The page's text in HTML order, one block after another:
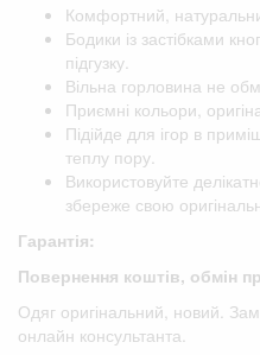
Комфортний,
Бодики із застібками
підгузку.
Вільна горловина не
Приємні кольори,
Підійде для ігор в
теплу пору.
Використовуйте
збереже свою
Гарантія:
Повернення коштів, обмін
Одяг оригінальний, новий.
онлайн консультанта.